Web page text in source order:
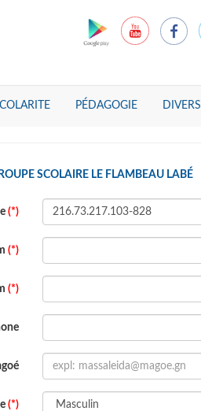
PÉDAGOGIE DIVERS
SCOLAIRE LE FLAMBEAU LABÉ
(*)
(*)
(*)
(*)